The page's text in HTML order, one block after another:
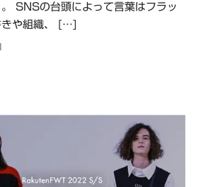
SNSの台頭によって言葉はフラッ
きや組織、 […]